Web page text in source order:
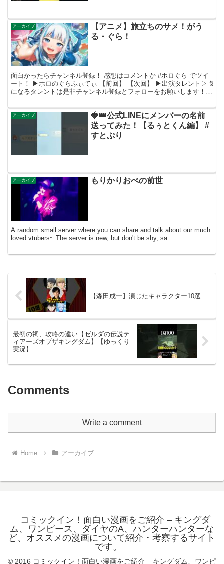
アーカイブ
【アニメ】旅立ちのサメ！がう
る・ぐら！
面白かったらチャンネル登録！ 感想はコメントか #ホロぐら でツイ
ート！ ▶︎ホロのぐらふぃてぃ 【前回】 【次回】 ▶出演タレント▷ 気
になるタレントは是非チャンネル登録とフォローをお願いします！
アーカイブ
🍓👑公式LINEにメンバーの名前
送ってみた！【るぅとくん編】 #
すとぷり
アーカイブ もりかりおぺの前世
A random small server where you can share and talk about our much
loved vtubers~ The server is new, but don't be shy, sa...
【森田成一】演じたキャラクター10選
最初の祠、攻略の違い【ゼルダの伝説テ
ィアーズオブザキングダム】【ゆっくり
実況】
Comments
Write a comment
Home アーカイブ
コミックイン！面白い漫画をご紹介 – キングダ
ム、ワンピース、ダイヤのA、ハンターハンターな
ど、オススメの漫画について紹介・考察するサイト
です。
© 2016 コミックイン！面白い漫画をご紹介 – キングダム、ワンピ